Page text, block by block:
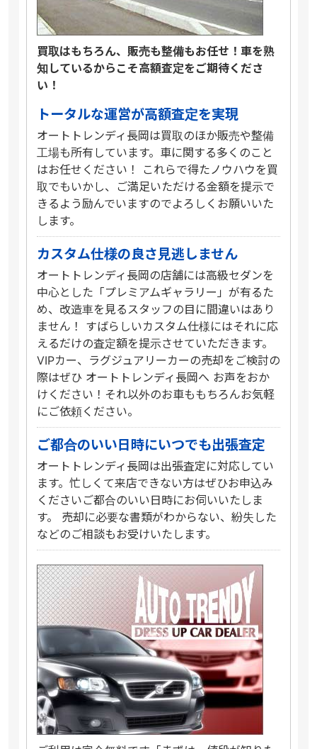
買取はもちろん、販売も整備もお任せ！車を熟
知しているからこそ高額査定をご期待くださ
い！
トータルな運営が高額査定を実現
オートトレンディ長岡は買取のほか販売や整備
工場も所有しています。車に関する多くのこと
はお任せください！ これらで得たノウハウを買
取でもいかし、ご満足いただける金額を提示で
きるよう励んでいますのでよろしくお願いいた
します。
カスタム仕様の良さ見逃しません
オートトレンディ長岡の店舗には高級セダンを
中心とした「プレミアムギャラリー」が有るた
め、改造車を見るスタッフの目に間違いはあり
ません！ すばらしいカスタム仕様にはそれに応
えるだけの査定額を提示させていただきます。
VIPカー、ラグジュアリーカーの売却をご検討の
際はぜひ オートトレンディ長岡へ お声をおか
けください！それ以外のお車ももちろんお気軽
にご依頼ください。
ご都合のいい日時にいつでも出張査定
オートトレンディ長岡は出張査定に対応してい
ます。忙しくて来店できない方はぜひお申込み
くださいご都合のいい日時にお伺いいたしま
す。 売却に必要な書類がわからない、紛失した
などのご相談もお受けいたします。